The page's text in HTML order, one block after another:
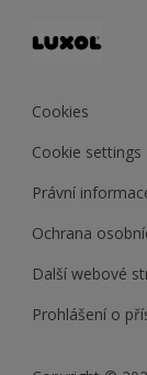
Cookies
Cookie settings
Právní
Ochrana
Další webové
Prohlášení o